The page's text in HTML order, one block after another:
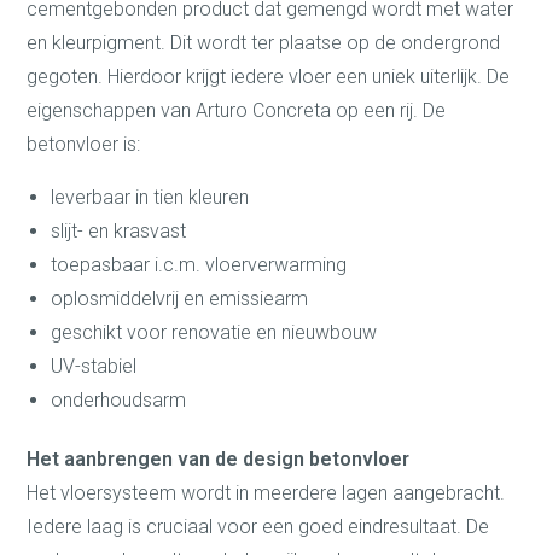
cementgebonden product dat gemengd wordt met water
en kleurpigment. Dit wordt ter plaatse op de ondergrond
gegoten. Hierdoor krijgt iedere vloer een uniek uiterlijk. De
eigenschappen van Arturo Concreta op een rij. De
betonvloer is:
leverbaar in tien kleuren
slijt- en krasvast
toepasbaar i.c.m. vloerverwarming
oplosmiddelvrij en emissiearm
geschikt voor renovatie en nieuwbouw
UV-stabiel
onderhoudsarm
Het aanbrengen van de design betonvloer
Het vloersysteem wordt in meerdere lagen aangebracht.
Iedere laag is cruciaal voor een goed eindresultaat. De